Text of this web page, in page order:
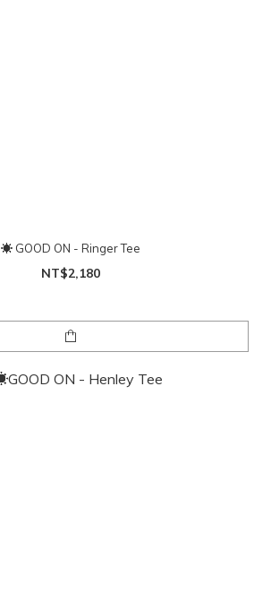
☀ GOOD ON - Ringer Tee
NT$2,180